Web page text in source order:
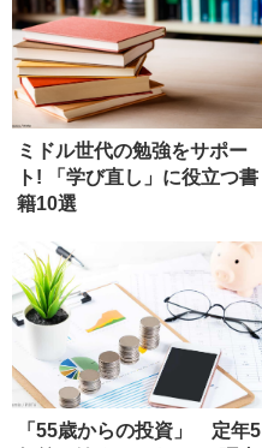
ミドル世代の勉強をサポー
ト! 「学び直し」に役立つ書
籍10選
「55歳からの投資」 定年5